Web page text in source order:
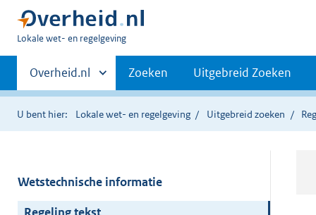
U
hier:
Lokale wet- en regelgeving
Primaire
navigatie
Andere
sites
binnen
Overheid.nl Zoeken Uitgebreid Zoeken
U bent hier: Lokale wet- en regelgeving Uitgebreid zoeken
Wetstechnische informatie